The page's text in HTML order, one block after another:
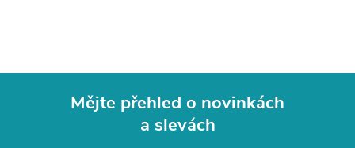
Mějte přehled o novinkách
a slevách